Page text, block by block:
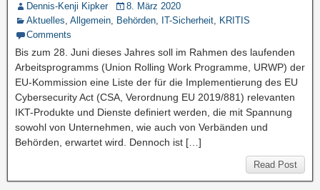
Dennis-Kenji Kipker
8. März 2020
Aktuelles, Allgemein, Behörden, IT-Sicherheit, KRITIS
Comments
Bis zum 28. Juni dieses Jahres soll im Rahmen des laufenden
Arbeitsprogramms (Union Rolling Work Programme, URWP) der
EU-Kommission eine Liste der für die Implementierung des EU
Cybersecurity Act (CSA, Verordnung EU 2019/881) relevanten
IKT-Produkte und Dienste definiert werden, die mit Spannung
sowohl von Unternehmen, wie auch von Verbänden und
Behörden, erwartet wird. Dennoch ist […]
Read Post